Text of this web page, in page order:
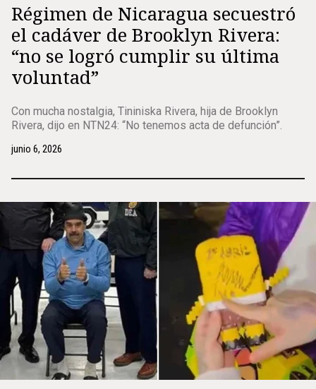
Régimen de Nicaragua secuestró
el cadáver de Brooklyn Rivera:
“no se logró cumplir su última
voluntad”
Con mucha nostalgia, Tininiska Rivera, hija de Brooklyn
Rivera, dijo en NTN24: “No tenemos acta de defunción”.
junio 6, 2026